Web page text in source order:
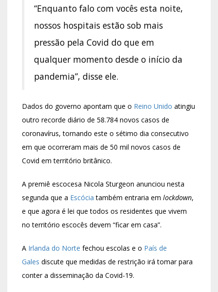
“Enquanto falo com vocês esta noite,
nossos hospitais estão sob mais
pressão pela Covid do que em
qualquer momento desde o início da
pandemia”, disse ele.
Dados do governo apontam que o Reino Unido atingiu
outro recorde diário de 58.784 novos casos de
coronavírus, tornando este o sétimo dia consecutivo
em que ocorreram mais de 50 mil novos casos de
Covid em território britânico.
A premiê escocesa Nicola Sturgeon anunciou nesta
segunda que a Escócia também entraria em lockdown,
e que agora é lei que todos os residentes que vivem
no território escocês devem “ficar em casa”.
A Irlanda do Norte fechou escolas e o País de
Gales discute que medidas de restrição irá tomar para
conter a disseminação da Covid-19.